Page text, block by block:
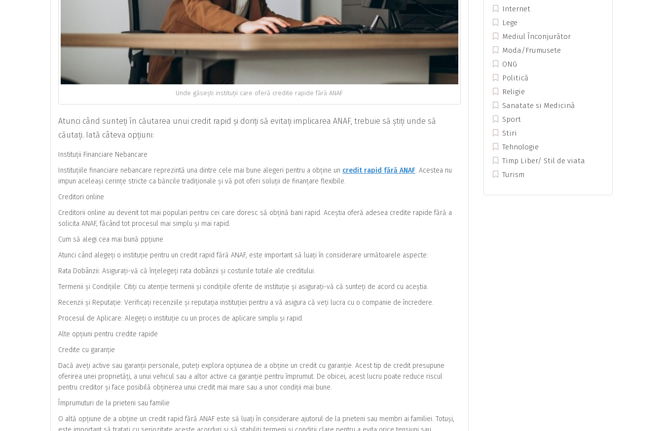
Unde găsești instituții care oferă credite rapide fără ANAF
Atunci când sunteți în căutarea unui credit rapid și doriți să evitați implicarea ANAF, trebuie să știți unde să
căutați. Iată câteva opțiuni:
Instituții Financiare Nebancare
Instituțiile financiare nebancare reprezintă una dintre cele mai bune alegeri pentru a obține un credit rapid fără ANAF. Acestea nu
impun aceleași cerințe stricte ca băncile tradiționale și vă pot oferi soluții de finanțare flexibile.
Creditori online
Creditorii online au devenit tot mai populari pentru cei care doresc să obțină bani rapid. Aceștia oferă adesea credite rapide fără a
solicita ANAF, făcând tot procesul mai simplu și mai rapid.
Cum să alegi cea mai bună ppțiune
Atunci când alegeți o instituție pentru un credit rapid fără ANAF, este important să luați în considerare următoarele aspecte:
Rata Dobânzii: Asigurați-vă că înțelegeți rata dobânzii și costurile totale ale creditului.
Termenii și Condițiile: Citiți cu atenție termenii și condițiile oferite de instituție și asigurați-vă că sunteți de acord cu aceștia.
Recenzii și Reputație: Verificați recenziile și reputația instituției pentru a vă asigura că veți lucra cu o companie de încredere.
Procesul de Aplicare: Alegeți o instituție cu un proces de aplicare simplu și rapid.
Alte opțiuni pentru credite rapide
Credite cu garanție
Dacă aveți active sau garanții personale, puteți explora opțiunea de a obține un credit cu garanție. Acest tip de credit presupune
oferirea unei proprietăți, a unui vehicul sau a altor active ca garanție pentru împrumut. De obicei, acest lucru poate reduce riscul
pentru creditor și face posibilă obținerea unui credit mai mare sau a unor condiții mai bune.
Împrumuturi de la prieteni sau familie
O altă opțiune de a obține un credit rapid fără ANAF este să luați în considerare ajutorul de la prieteni sau membri ai familiei. Totuși,
Internet
Lege
Mediul Înconjurător
Moda/Frumusete
ONG
Politică
Religie
Sanatate si Medicină
Sport
Stiri
Tehnologie
Timp Liber/ Stil de viata
Turism